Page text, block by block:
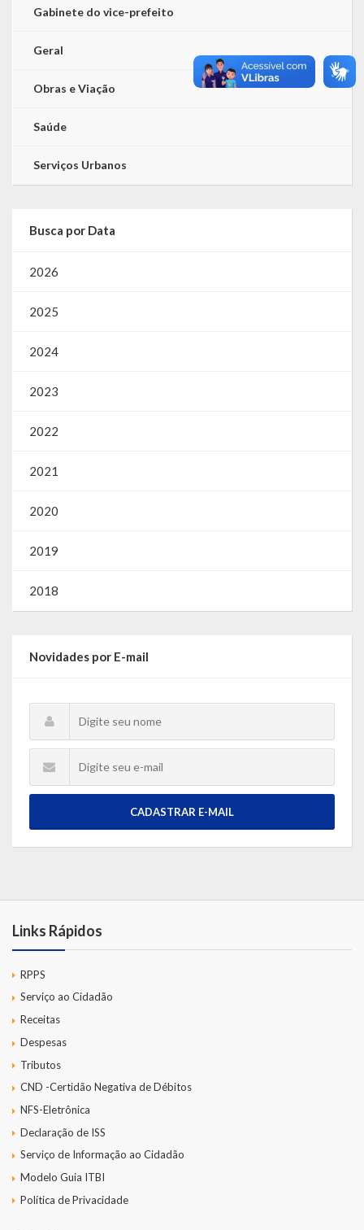
Gabinete do vice-prefeito
Geral
Obras e Viação
Saúde
Serviços Urbanos
Busca por Data
2026
2025
2024
2023
2022
2021
2020
2019
2018
Novidades por E-mail
CADASTRAR E-MAIL
Links Rápidos
RPPS
Serviço ao Cidadão
Receitas
Despesas
Tributos
CND -Certidão Negativa de Débitos
NFS-Eletrônica
Declaração de ISS
Serviço de Informação ao Cidadão
Modelo Guia ITBI
Política de Privacidade